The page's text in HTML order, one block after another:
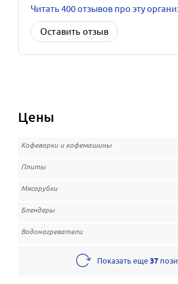
Читать 400 отзывов про эту
Оставить отзыв
Цены
Кофеварки и кофемашины
Плиты
Мясорубки
Блендеры
Водонагреватели
Показать еще37